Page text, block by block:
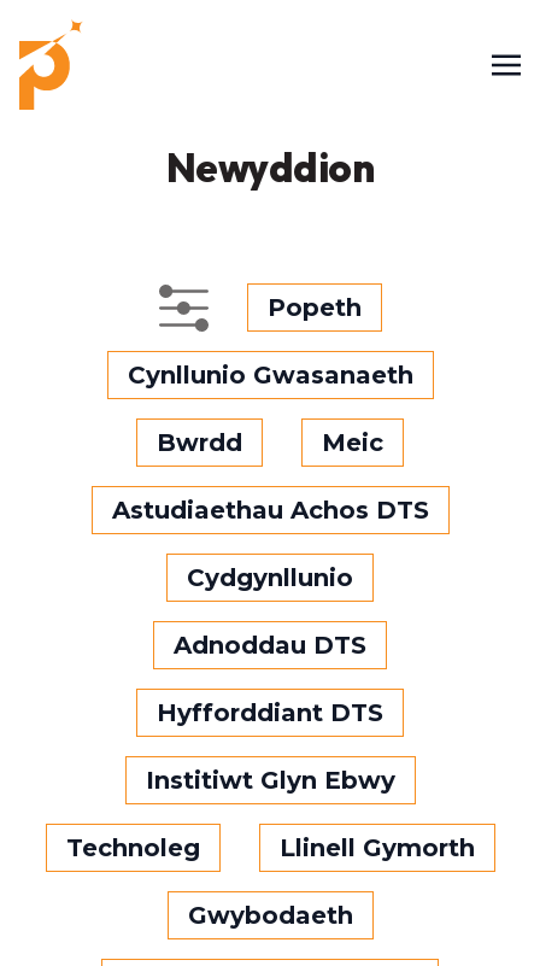
Newyddion
Popeth
Cynllunio Gwasanaeth
Bwrdd Meic
Astudiaethau Achos DTS
Cydgynllunio
Adnoddau DTS
Hyfforddiant DTS
Institiwt Glyn Ebwy
Technoleg Llinell Gymorth
Gwybodaeth